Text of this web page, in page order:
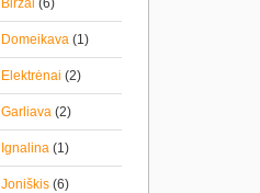
Biržai (6)
Domeikava (1)
Elektrėnai (2)
Garliava (2)
Ignalina (1)
Joniškis (6)